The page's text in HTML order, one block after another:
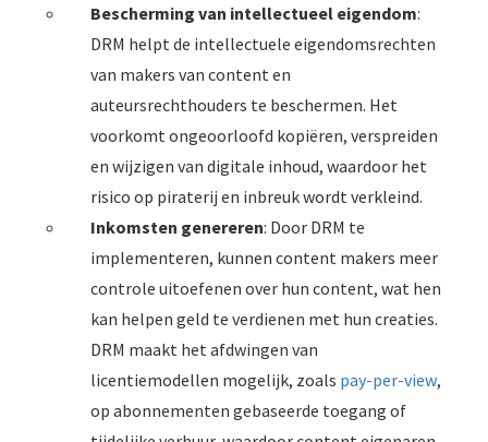
Bescherming van intellectueel eigendom:
DRM helpt de intellectuele eigendomsrechten
van makers van content en
auteursrechthouders te beschermen. Het
voorkomt ongeoorloofd kopiëren, verspreiden
en wijzigen van digitale inhoud, waardoor het
risico op piraterij en inbreuk wordt verkleind.
Inkomsten genereren: Door DRM te
implementeren, kunnen content makers meer
controle uitoefenen over hun content, wat hen
kan helpen geld te verdienen met hun creaties.
DRM maakt het afdwingen van
licentiemodellen mogelijk, zoals pay-per-view,
op abonnementen gebaseerde toegang of